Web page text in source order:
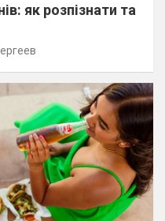
як розпізнати та